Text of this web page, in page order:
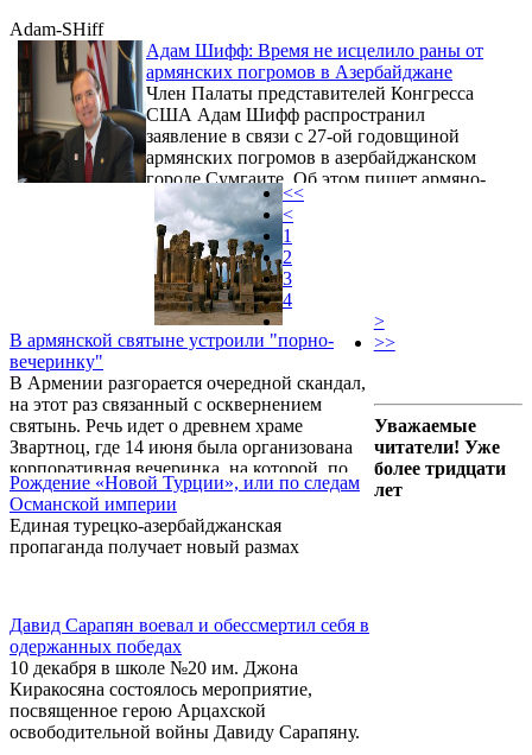
Adam-SHiff
Адам Шифф: Время не исцелило раны от
армянских погромов в Азербайджане
Член Палаты представителей Конгресса
США Адам Шифф распространил
заявление в связи с 27-ой годовщиной
армянских погромов в азербайджанском
городе Сумгаите. Об этом пишет армяно-
американская газета «Asbarez».
В армянской святыне устроили "порно-
вечеринку"
В Армении разгорается очередной скандал,
на этот раз связанный с осквернением
святынь. Речь идет о древнем храме
Звартноц, где 14 июня была организована
корпоративная вечеринка, на которой, по
сообщениям очевидцев, присутствовали
женщины легкого поведения. Первым о
произошедшем на своей страничке в
социальной сети Facebook 15 июня
Рождение «Новой Турции», или по следам
Османской империи
Единая турецко-азербайджанская
пропаганда получает новый размах
Давид Сарапян воевал и обессмертил себя в
одержанных победах
10 декабря в школе №20 им. Джона
Киракосяна состоялось мероприятие,
посвященное герою Арцахской
освободительной войны Давиду Сарапяну.
<<
<
1
2
3
4
>
>>
Уважаемые
читатели! Уже
более тридцати
лет